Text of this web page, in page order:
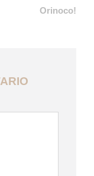
Orinoco!